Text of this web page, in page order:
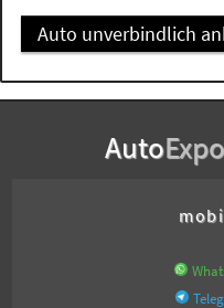
Auto unverbindlich
Auto